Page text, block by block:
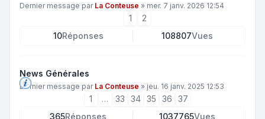
Dernier message par La Conteuse » mer. 7 janv. 2026 12:54
1
2
10Réponses 108807Vues
News Générales
Dernier message par La Conteuse » jeu. 16 janv. 2025 12:53
1 … 33 34 35 36
37
365Réponses 1037765Vues